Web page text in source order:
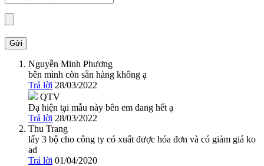
Nguyễn Minh Phương
bên mình còn sẵn hàng không ạ
Trả lời 28/03/2022
QTV
Dạ hiện tại mẫu này bên em đang hết ạ
Trả lời 28/03/2022
Thu Trang
lấy 3 bộ cho công ty có xuất được hóa đơn và có giảm giá ko
ad
Trả lời 01/04/2020